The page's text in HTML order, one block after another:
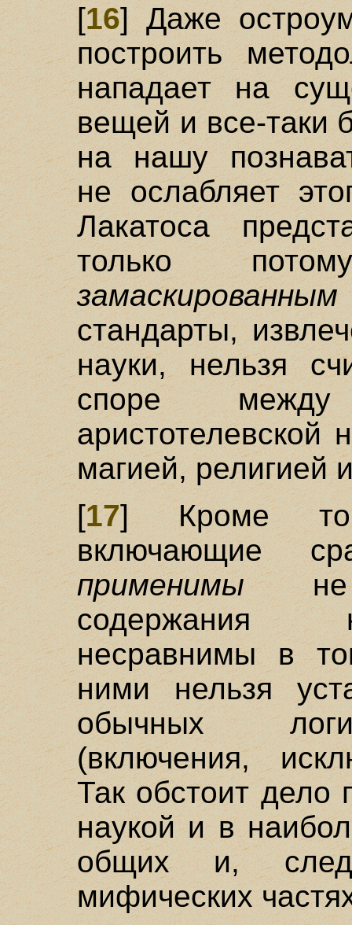
[16] Даже
построить
нападает на
вещей и все-таки
на нашу
не ослабляет
Лакатоса
только
стандарты,
науки, нельзя
споре
магией, религией
[17] Кроме
включающие
применимыне
содержания
несравнимы в
ними нельзя
обычных
(включения,
Так обстоит
наукой и в
общих и,
мифических